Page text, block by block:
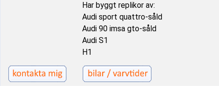
Har byggt replikor av:
Audi sport quattro-såld
Audi 90 imsa gto-såld
Audi S1
H1